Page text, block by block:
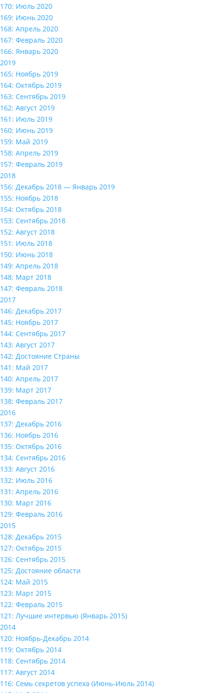
170: Июль 2020
169: Июнь 2020
168: Апрель 2020
167: Февраль 2020
166: Январь 2020
2019
165: Ноябрь 2019
164: Октябрь 2019
163: Сентябрь 2019
162: Август 2019
161: Июль 2019
160: Июнь 2019
159: Май 2019
158: Апрель 2019
157: Февраль 2019
2018
156: Декабрь 2018 — Январь 2019
155: Ноябрь 2018
154: Октябрь 2018
153: Сентябрь 2018
152: Август 2018
151: Июль 2018
150: Июнь 2018
149: Апрель 2018
148: Март 2018
147: Февраль 2018
2017
146: Декабрь 2017
145: Ноябрь 2017
144: Сентябрь 2017
143: Август 2017
142: Достояние Страны
141: Май 2017
140: Апрель 2017
139: Март 2017
138: Февраль 2017
2016
137: Декабрь 2016
136: Ноябрь 2016
135: Октябрь 2016
134: Сентябрь 2016
133: Август 2016
132: Июль 2016
131: Апрель 2016
130: Март 2016
129: Февраль 2016
2015
128: Декабрь 2015
127: Октябрь 2015
126: Сентябрь 2015
125: Достояние области
124: Май 2015
123: Март 2015
122: Февраль 2015
121: Лучшие интервью (Январь 2015)
2014
120: Ноябрь-Декабрь 2014
119: Октябрь 2014
118: Сентябрь 2014
117: Август 2014
116: Семь секретов успеха (Июнь-Июль 2014)